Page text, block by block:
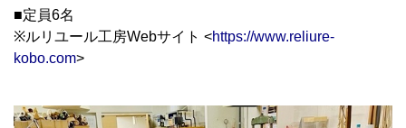
■定員6名
※ルリユール工房Webサイト <https://www.reliure-
kobo.com>